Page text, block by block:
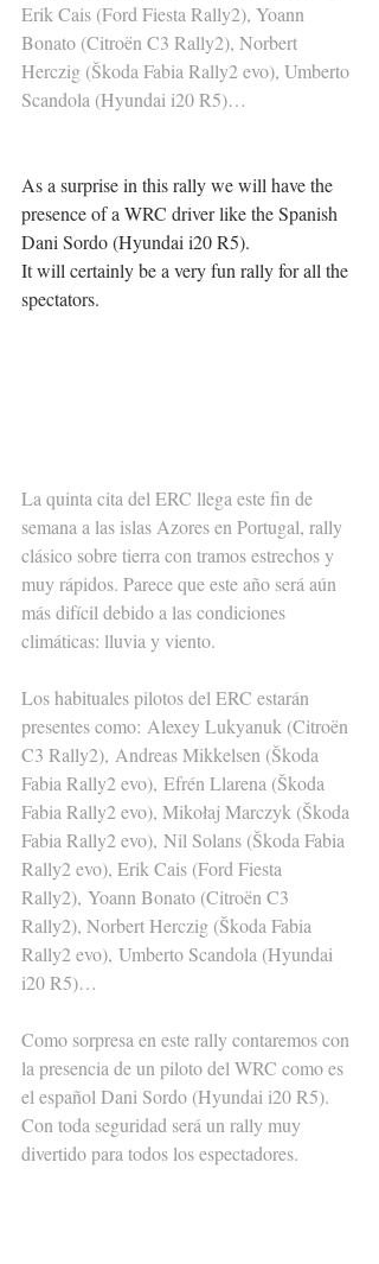
Erik Cais (Ford Fiesta Rally2), Yoann
Bonato (Citroën C3 Rally2), Norbert
Herczig (Škoda Fabia Rally2 evo), Umberto
Scandola (Hyundai i20 R5)…
As a surprise in this rally we will have the
presence of a WRC driver like the Spanish
Dani Sordo (Hyundai i20 R5).
It will certainly be a very fun rally for all the
spectators.
La quinta cita del ERC llega este fin de
semana a las islas Azores en Portugal, rally
clásico sobre tierra con tramos estrechos y
muy rápidos. Parece que este año será aún
más difícil debido a las condiciones
climáticas: lluvia y viento.
Los habituales pilotos del ERC estarán
presentes como: Alexey Lukyanuk (Citroën
C3 Rally2), Andreas Mikkelsen (Škoda
Fabia Rally2 evo), Efrén Llarena (Škoda
Fabia Rally2 evo), Mikołaj Marczyk (Škoda
Fabia Rally2 evo), Nil Solans (Škoda Fabia
Rally2 evo), Erik Cais (Ford Fiesta
Rally2), Yoann Bonato (Citroën C3
Rally2), Norbert Herczig (Škoda Fabia
Rally2 evo), Umberto Scandola (Hyundai
i20 R5)…
Como sorpresa en este rally contaremos con
la presencia de un piloto del WRC como es
el español Dani Sordo (Hyundai i20 R5).
Con toda seguridad será un rally muy
divertido para todos los espectadores.